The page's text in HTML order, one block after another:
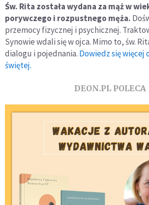
Św. Rita została wydana za mąż w
porywczego i rozpustnego męża.
przemocy fizycznej i psychicznej.
Synowie wdali się w ojca. Mimo to, św.
dialogu i pojednania. Dowiedz się więcej
świętej.
DEON.PL POLECA